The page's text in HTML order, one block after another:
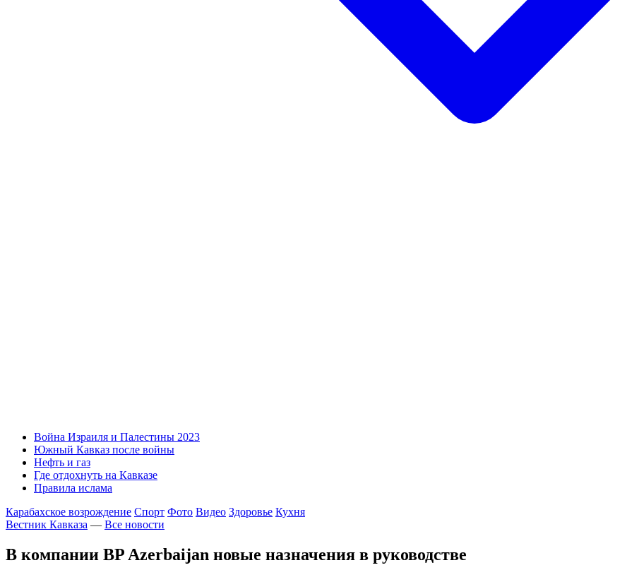
Война Израиля и Палестины 2023
Южный Кавказ после войны
Нефть и газ
Где отдохнуть на Кавказе
Правила ислама
Карабахское возрождение Спорт Фото Видео Здоровье Кухня
Вестник Кавказа — Все новости
В компании BP Azerbaijan новые назначения в руководстве